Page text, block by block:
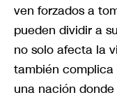
ven forzados a
pueden dividir a
no solo afecta la
también
una nación